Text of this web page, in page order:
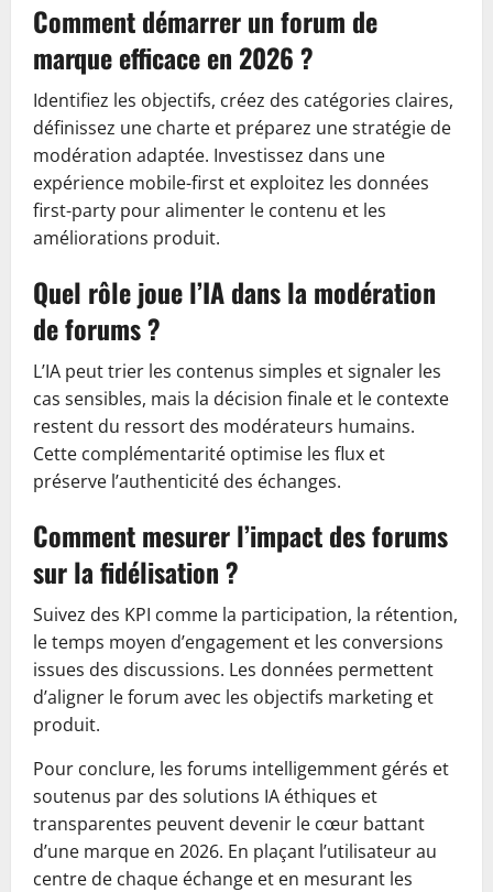
Comment démarrer un forum de
marque efficace en 2026 ?
Identifiez les objectifs, créez des catégories claires,
définissez une charte et préparez une stratégie de
modération adaptée. Investissez dans une
expérience mobile-first et exploitez les données
first-party pour alimenter le contenu et les
améliorations produit.
Quel rôle joue l’IA dans la modération
de forums ?
L’IA peut trier les contenus simples et signaler les
cas sensibles, mais la décision finale et le contexte
restent du ressort des modérateurs humains.
Cette complémentarité optimise les flux et
préserve l’authenticité des échanges.
Comment mesurer l’impact des forums
sur la fidélisation ?
Suivez des KPI comme la participation, la rétention,
le temps moyen d’engagement et les conversions
issues des discussions. Les données permettent
d’aligner le forum avec les objectifs marketing et
produit.
Pour conclure, les forums intelligemment gérés et
soutenus par des solutions IA éthiques et
transparentes peuvent devenir le cœur battant
d’une marque en 2026. En plaçant l’utilisateur au
centre de chaque échange et en mesurant les